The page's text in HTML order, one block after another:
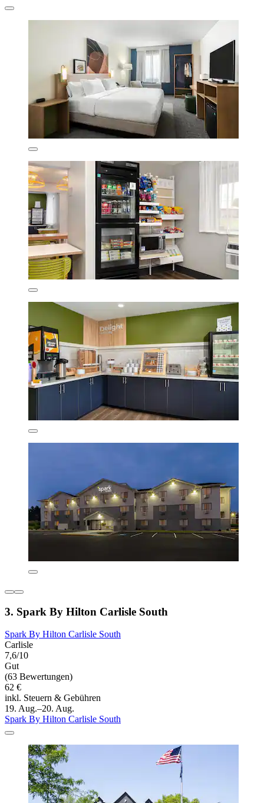
3. Spark By Hilton Carlisle South
Spark By Hilton Carlisle South
Carlisle
7,6/10
Gut
(63 Bewertungen)
62 €
inkl. Steuern & Gebühren
19. Aug.–20. Aug.
Spark By Hilton Carlisle South